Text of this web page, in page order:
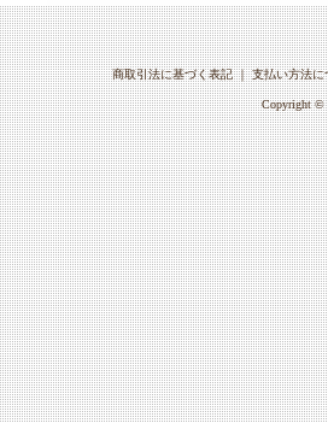
商取引法に基づく表記｜支払い方法に
Copyright ©